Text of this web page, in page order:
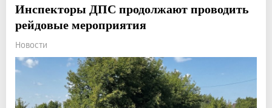
Инспекторы ДПС продолжают проводить
рейдовые мероприятия
Новости